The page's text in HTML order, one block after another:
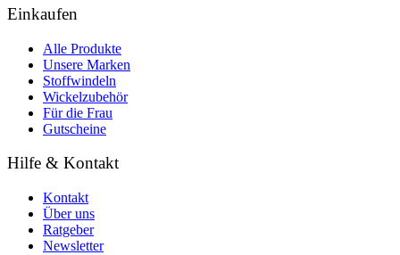
Einkaufen
Alle Produkte
Unsere Marken
Stoffwindeln
Wickelzubehör
Für die Frau
Gutscheine
Hilfe & Kontakt
Kontakt
Über uns
Ratgeber
Newsletter